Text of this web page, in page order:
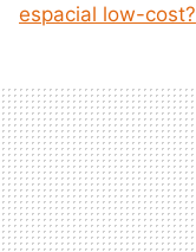
espacial low-cost?